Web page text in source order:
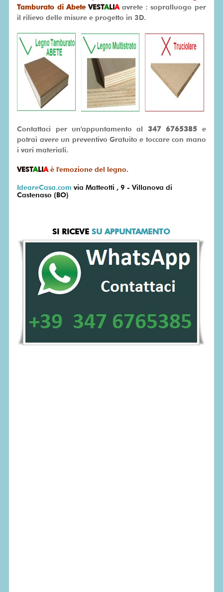
Tamburato di Abete VESTA LIA avrete : sopralluogo per
il rilievo delle misure e progetto in 3D.
Contattaci per un'appuntamento al 347 6765385 e
potrai avere un preventivo Gratuito e toccare con mano
i vari materiali.
VESTA LIA è l'emozione del legno.
IdeareCasa.comvia Matteotti , 9 - Villanova di
Castenaso (BO)
SI RICEVESU APPUNTAMENTO